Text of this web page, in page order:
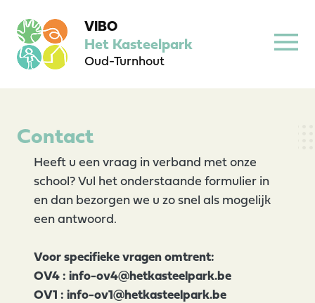
VIBO
Het Kasteelpark
Oud-Turnhout
Contact
Heeft u een vraag in verband met onze
school? Vul het onderstaande formulier in
en dan bezorgen we u zo snel als mogelijk
een antwoord.
Voor specifieke vragen omtrent:
OV4 : info-ov4@hetkasteelpark.be
OV1 : info-ov1@hetkasteelpark.be